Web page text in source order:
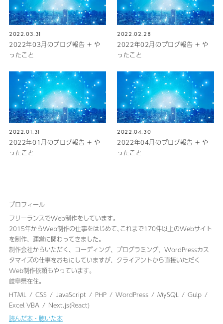
2022.03.31
2022年03月のブログ報告 + や
ったこと
2022.02.28
2022年02月のブログ報告 + や
ったこと
2022.01.31
2022年01月のブログ報告 + や
ったこと
2022.04.30
2022年04月のブログ報告 + や
ったこと
プロフィール
フリーランスでWeb制作をしています。
2015年からWeb制作の仕事をはじめて､これまで170件以上のWebサイト
を制作、運営に関わってきました｡
制作会社からいただく、コーディング、プログラミング、WordPressカス
タマイズの仕事をおもにしていますが、クライアントから直接いただく
Web制作依頼もやっています。
岐阜県在住。
HTML
CSS JavaScript PHP WordPress MySQL
Gulp
Excel VBA
Next.js(React)
読んだ本・聴いた本